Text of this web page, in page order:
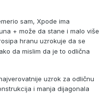
sam, Xpode ima
+ može da stane i malo više
hranu uzrokuje da se
da mislim da je to odlična
uzrok za odličnu
i manja dijagonala